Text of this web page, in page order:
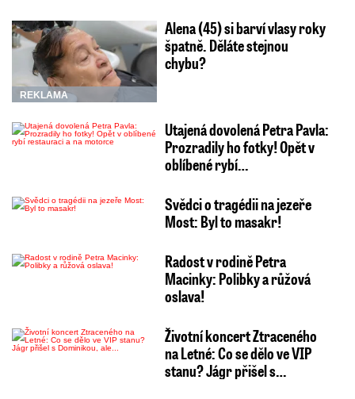
REKLAMA
Alena (45) si barví vlasy roky
špatně. Děláte stejnou
chybu?
Utajená dovolená Petra Pavla:
Prozradily ho fotky! Opět v
oblíbené rybí…
Svědci o tragédii na jezeře
Most: Byl to masakr!
Radost v rodině Petra
Macinky: Polibky a růžová
oslava!
Životní koncert Ztraceného
na Letné: Co se dělo ve VIP
stanu? Jágr přišel s…